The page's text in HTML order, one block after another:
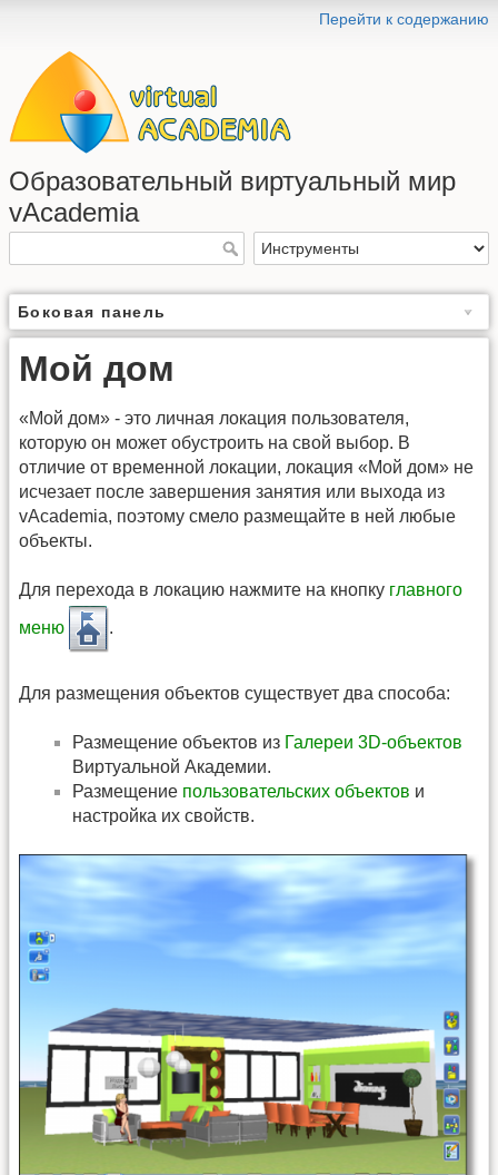
Перейти к содержанию
Образовательный виртуальный мир
vAcademia
Боковая панель
Мой дом
«Мой дом» ‑ это личная локация пользователя,
которую он может обустроить на свой выбор. В
отличие от временной локации, локация «Мой дом» не
исчезает после завершения занятия или выхода из
vAcademia, поэтому смело размещайте в ней любые
объекты.
Для перехода в локацию нажмите на кнопку главного
меню .
Для размещения объектов существует два способа:
Размещение объектов из Галереи 3D-объектов
Виртуальной Академии.
Размещение пользовательских объектов и
настройка их свойств.